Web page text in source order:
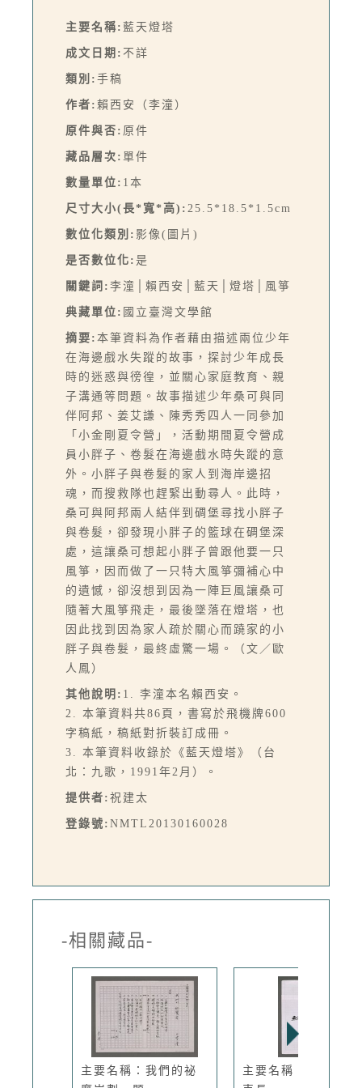
主要名稱: 藍天燈塔
成文日期: 不詳
類別: 手稿
作者: 賴西安（李潼）
原件與否: 原件
藏品層次: 單件
數量單位: 1本
尺寸大小(長*寬*高): 25.5*18.5*1.5cm
數位化類別: 影像(圖片)
是否數位化: 是
關鍵詞: 李潼│賴西安│藍天│燈塔│風箏
典藏單位: 國立臺灣文學館
摘要: 本筆資料為作者藉由描述兩位少年
在海邊戲水失蹤的故事，探討少年成長
時的迷惑與徬徨，並關心家庭教育、親
子溝通等問題。故事描述少年桑可與同
伴阿邦、姜艾謙、陳秀秀四人一同參加
「小金剛夏令營」，活動期間夏令營成
員小胖子、卷髮在海邊戲水時失蹤的意
外。小胖子與卷髮的家人到海岸邊招
魂，而搜救隊也趕緊出動尋人。此時，
桑可與阿邦兩人結伴到碉堡尋找小胖子
與卷髮，卻發現小胖子的籃球在碉堡深
處，這讓桑可想起小胖子曾跟他要一只
風箏，因而做了一只特大風箏彌補心中
的遺憾，卻沒想到因為一陣巨風讓桑可
隨著大風箏飛走，最後墜落在燈塔，也
因此找到因為家人疏於關心而蹺家的小
胖子與卷髮，最終虛驚一場。（文／歐
人鳳）
其他說明: 1. 李潼本名賴西安。
2. 本筆資料共86頁，書寫於飛機牌600
字稿紙，稿紙對折裝訂成冊。
3. 本筆資料收錄於《藍天燈塔》（台
北：九歌，1991年2月）。
提供者: 祝建太
登錄號: NMTL20130160028
-相關藏品-
主要名稱：我們的祕
主要名稱：魚藤號列